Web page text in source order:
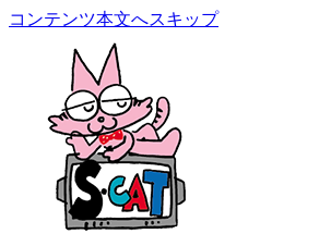
コンテンツ本文へスキップ